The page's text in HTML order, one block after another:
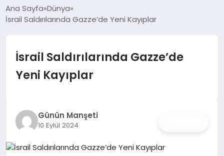
MEGA MENÜ
TEKNOLOJI
İŞ DÜNYASI
Ana Sayfa Dünya
İsrail Saldırılarında Gazze’de Yeni Kayıplar
İsrail Saldırılarında Gazze’de
Yeni Kayıplar
Günün Manşeti
10 Eylül 2024